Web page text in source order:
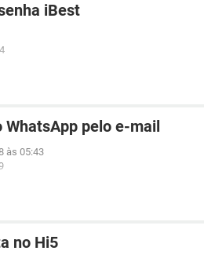
iBest
WhatsApp pelo e-mail
às 05:43
no Hi5